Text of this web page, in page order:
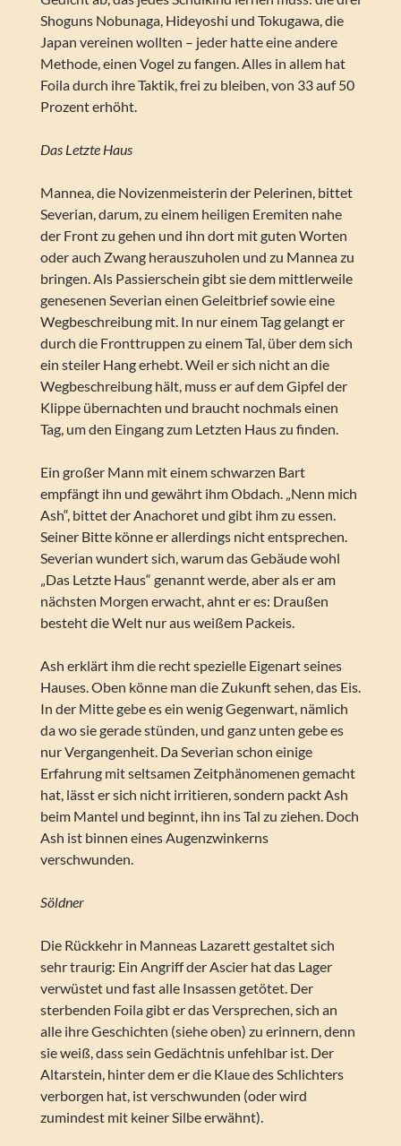
Shoguns Nobunaga, Hideyoshi und Tokugawa, die
Japan vereinen wollten – jeder hatte eine andere
Methode, einen Vogel zu fangen. Alles in allem hat
Foila durch ihre Taktik, frei zu bleiben, von 33 auf 50
Prozent erhöht.
Das Letzte Haus
Mannea, die Novizenmeisterin der Pelerinen, bittet
Severian, darum, zu einem heiligen Eremiten nahe
der Front zu gehen und ihn dort mit guten Worten
oder auch Zwang herauszuholen und zu Mannea zu
bringen. Als Passierschein gibt sie dem mittlerweile
genesenen Severian einen Geleitbrief sowie eine
Wegbeschreibung mit. In nur einem Tag gelangt er
durch die Fronttruppen zu einem Tal, über dem sich
ein steiler Hang erhebt. Weil er sich nicht an die
Wegbeschreibung hält, muss er auf dem Gipfel der
Klippe übernachten und braucht nochmals einen
Tag, um den Eingang zum Letzten Haus zu finden.
Ein großer Mann mit einem schwarzen Bart
empfängt ihn und gewährt ihm Obdach. „Nenn mich
Ash“, bittet der Anachoret und gibt ihm zu essen.
Seiner Bitte könne er allerdings nicht entsprechen.
Severian wundert sich, warum das Gebäude wohl
„Das Letzte Haus“ genannt werde, aber als er am
nächsten Morgen erwacht, ahnt er es: Draußen
besteht die Welt nur aus weißem Packeis.
Ash erklärt ihm die recht spezielle Eigenart seines
Hauses. Oben könne man die Zukunft sehen, das Eis.
In der Mitte gebe es ein wenig Gegenwart, nämlich
da wo sie gerade stünden, und ganz unten gebe es
nur Vergangenheit. Da Severian schon einige
Erfahrung mit seltsamen Zeitphänomenen gemacht
hat, lässt er sich nicht irritieren, sondern packt Ash
beim Mantel und beginnt, ihn ins Tal zu ziehen. Doch
Ash ist binnen eines Augenzwinkerns
verschwunden.
Söldner
Die Rückkehr in Manneas Lazarett gestaltet sich
sehr traurig: Ein Angriff der Ascier hat das Lager
verwüstet und fast alle Insassen getötet. Der
sterbenden Foila gibt er das Versprechen, sich an
alle ihre Geschichten (siehe oben) zu erinnern, denn
sie weiß, dass sein Gedächtnis unfehlbar ist. Der
Altarstein, hinter dem er die Klaue des Schlichters
verborgen hat, ist verschwunden (oder wird
zumindest mit keiner Silbe erwähnt).